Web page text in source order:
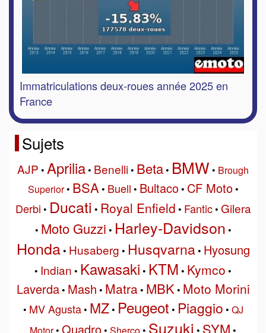
Immatriculations deux-roues année 2025 en
France
Sujets
AJP • Aprilia• Benelli• Beta• BMW • Brough
Superior• BSA• Buell • Bultaco• CF Moto•
Derbi • Ducati • Royal Enfield • Fantic• Gilera
• Moto Guzzi • Harley-Davidson •
Honda• Husaberg • Husqvarna• Hyosung
• Indian • Kawasaki • KTM • Kymco •
Laverda• Mash • Matra• MBK• Moto Morini
• MV Agusta• MZ• Peugeot • Piaggio • QJ
Quadro Suzuki SYM